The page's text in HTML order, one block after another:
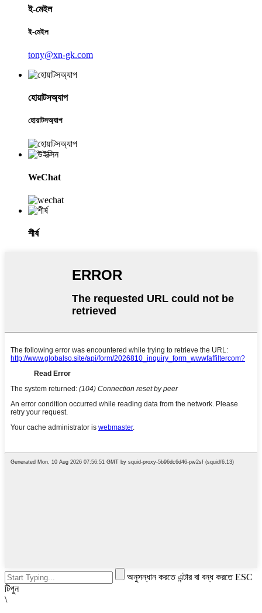
ই-মেইল
ই-মেইল
tony@xn-gk.com
হোয়াটসঅ্যাপ
হোয়াটসঅ্যাপ
WeChat
শীর্ষ
অনুসন্ধান করতে এন্টার বা বন্ধ করতে ESC
টিপুন
\